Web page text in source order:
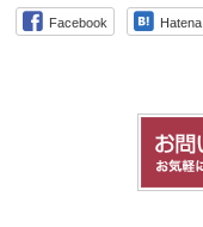
Facebook Hatena